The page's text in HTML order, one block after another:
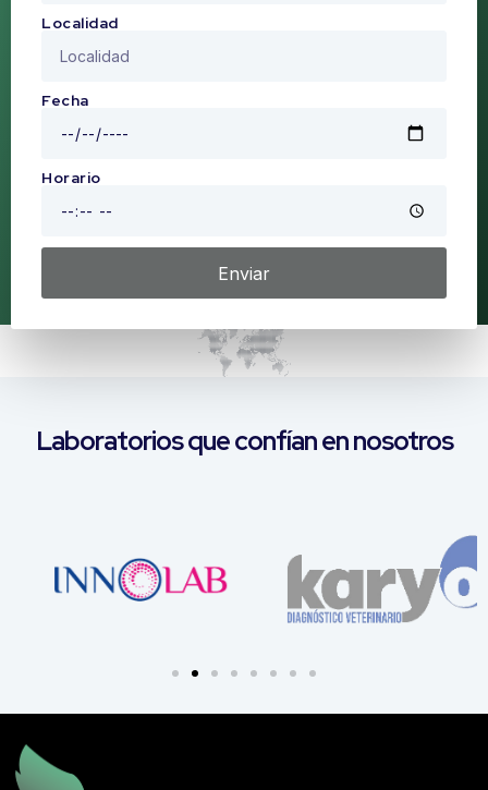
Localidad
Fecha
Horario
Enviar
Laboratorios que confían en nosotros